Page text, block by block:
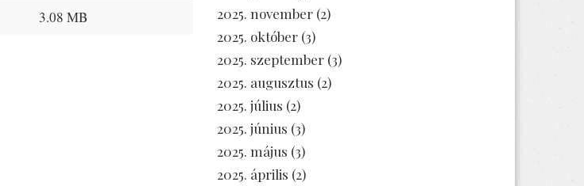
3.08 MB
2025. november (2)
2025. október (3)
2025. szeptember (3)
2025. augusztus (2)
2025. július (2)
2025. június (3)
2025. május (3)
2025. április (2)